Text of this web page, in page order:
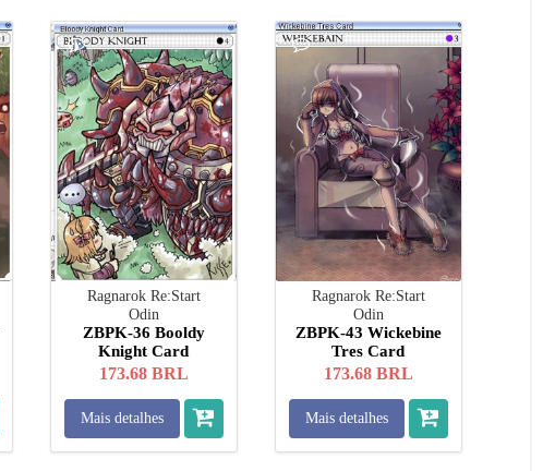
Ragnarok Re:Start
Odin
ZBPK-36 Booldy
Knight Card
173.68 BRL
Mais detalhes
Ragnarok Re:Start
Odin
ZBPK-43 Wickebine
Tres Card
173.68 BRL
Mais detalhes